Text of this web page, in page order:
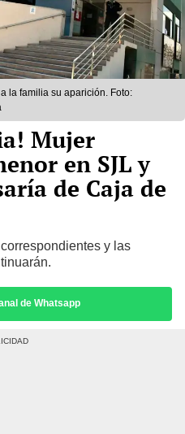
la familia su aparición. Foto:
Mujer
en SJL y
de Caja de
y las
de Whatsapp